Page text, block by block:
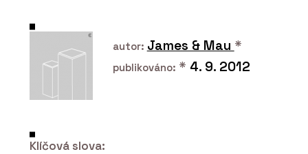
Dveře IDEA DOOR - JAP
autor: James & Mau *
publikováno: * 4. 9. 2012
Klíčová slova: